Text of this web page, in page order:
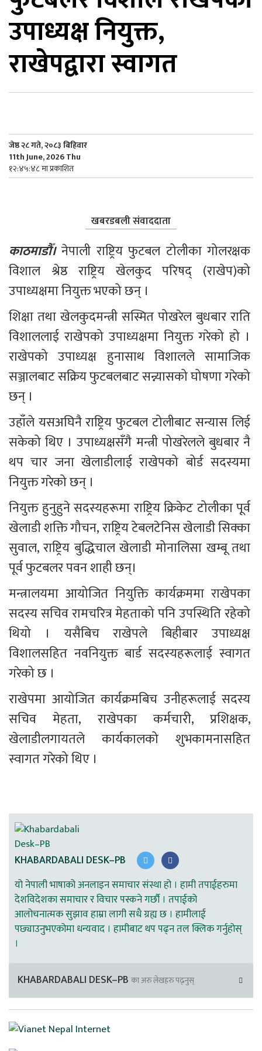
उपाध्यक्ष नियुक्त,
राखेपद्वारा स्वागत
जेष्ठ २८ गते, २०८३ बिहिवार
11th June, 2026 Thu
१२:४५:४८ मा प्रकाशित
खबरडबली संवाददाता
काठमाडौँ। नेपाली राष्ट्रिय फुटबल टोलीका गोलरक्षक
विशाल श्रेष्ठ राष्ट्रिय खेलकुद परिषद् (राखेप)को
उपाध्यक्षमा नियुक्त भएको छन् ।
शिक्षा तथा खेलकुदमन्त्री सस्मित पोखरेल बुधबार राति
विशाललाई राखेपको उपाध्यक्षमा नियुक्त गरेको हो ।
राखेपको उपाध्यक्ष हुनासाथ विशालले सामाजिक
सञ्जालबाट सक्रिय फुटबलबाट सन्न्यासको घोषणा गरेको
छन् ।
उहाँले यसअघिनै राष्ट्रिय फुटबल टोलीबाट सन्यास लिई
सकेको थिए । उपाध्यक्षसँगै मन्त्री पोखरेलले बुधबार नै
थप चार जना खेलाडीलाई राखेपको बोर्ड सदस्यमा
नियुक्त गरेको छन् ।
नियुक्त हुनुहुने सदस्यहरूमा राष्ट्रिय क्रिकेट टोलीका पूर्व
खेलाडी शक्ति गौचन, राष्ट्रिय टेबलटेनिस खेलाडी सिक्का
सुवाल, राष्ट्रिय बुद्धिचाल खेलाडी मोनालिसा खम्बू तथा
पूर्व फुटबलर पवन शाही छन्।
मन्त्रालयमा आयोजित नियुक्ति कार्यक्रममा राखेपका
सदस्य सचिव रामचरित्र मेहताको पनि उपस्थिति रहेको
थियो । यसैबिच राखेपले बिहीबार उपाध्यक्ष
विशालसहित नवनियुक्त बार्ड सदस्यहरूलाई स्वागत
गरेको छ ।
राखेपमा आयोजित कार्यक्रमबिच उनीहरूलाई सदस्य
सचिव मेहता, राखेपका कर्मचारी, प्रशिक्षक,
खेलाडीलगायतले कार्यकालको शुभकामनासहित
स्वागत गरेको थिए ।
KHABARDABALI DESK–PB
यो नेपाली भाषाको अनलाइन समाचार संस्था हो । हामी तपाईहरुमा
देशविदेशका समाचार र विचार पस्कने गर्छौ । तपाईको
आलोचनात्मक सुझाव हाम्रा लागी सधै ग्रह्य छ । हामीलाई
पछ्याउनुभएकोमा धन्यवाद । हामीबाट थप पढ्न तल क्लिक गर्नुहोस्
।
KHABARDABALI DESK–PB का अरु लेखहरु पढ्नुस्